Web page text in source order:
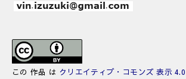
この 作品 は クリエイティブ・コモンズ 表示